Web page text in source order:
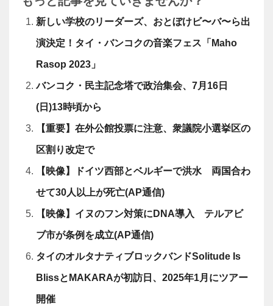
新しい学校のリーダーズ、おとぼけビ〜バ〜ら出
演決定！タイ・バンコクの音楽フェス「Maho
Rasop 2023」
バンコク・民主記念塔で政治集会、7月16日
(日)13時頃から
【重要】在外公館投票に注意、衆議院小選挙区の
区割り改定で
【映像】ドイツ西部とベルギーで洪水 両国合わ
せて30人以上が死亡(AP通信)
【映像】イヌのフン対策にDNA導入 テルアビ
ブ市が条例を成立(AP通信)
タイのオルタナティブロックバンドSolitude Is
BlissとMAKARAが初訪日、2025年1月にツアー
開催